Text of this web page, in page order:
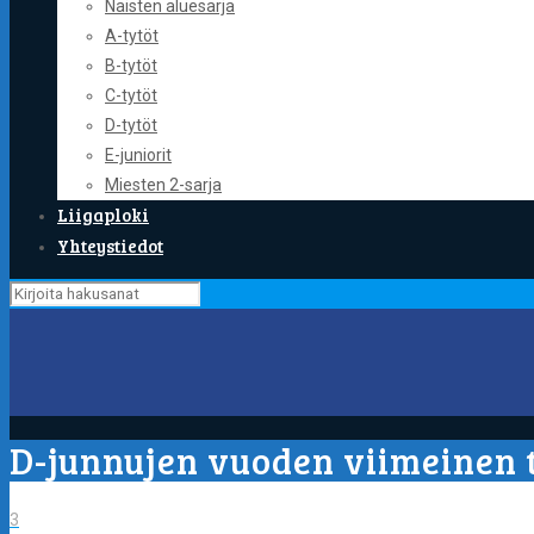
Naisten aluesarja
A-tytöt
B-tytöt
C-tytöt
D-tytöt
E-juniorit
Miesten 2-sarja
Liigaploki
Yhteystiedot
D-junnujen vuoden viimeinen
3